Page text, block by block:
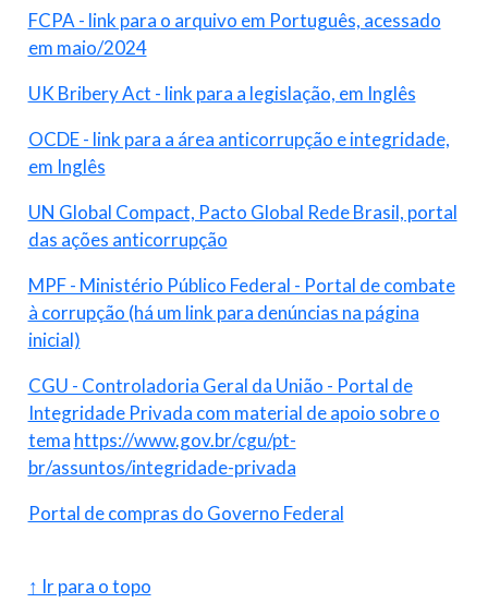
FCPA - link para o arquivo em Português, acessado
em maio/2024
UK Bribery Act - link para a legislação, em Inglês
OCDE - link para a área anticorrupção e integridade,
em Inglês
UN Global Compact, Pacto Global Rede Brasil, portal
das ações anticorrupção
MPF - Ministério Público Federal - Portal de combate
à corrupção (há um link para denúncias na página
inicial)
CGU - Controladoria Geral da União - Portal de
Integridade Privada com material de apoio sobre o
tema https://www.gov.br/cgu/pt-
br/assuntos/integridade-privada
Portal de compras do Governo Federal
↑ Ir para o topo